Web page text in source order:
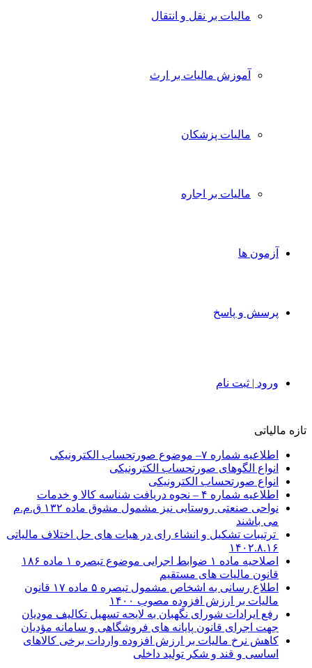
مالیات بر نقل و انتقال
آموزش مالیات بر ارث
مالیات پزشکان
مالیات بر اجاره
آزمون ها
پرسش و پاسخ
ورود | ثبت نام
تازه مالیاتی
اطلاعیه شماره ۷– موضوع صورتحساب الکترونیکی
انواع الگوهای صورتحساب الکترونیکی
انواع صورتحساب الکترونیکی
اطلاعیه شماره ۴ – نحوه دریافت شناسه کالا و خدمات
نواحی صنعتی روستایی نیز مشمول مشوق ماده ۱۳۲ ق.م.م
می باشند
ترتیبات تشکیل و انشاء رای در هیات های حل اختلاف مالیاتی
۱۴۰۲.۸.۱۶
اصلاحیه ماده ۱ ضوابط اجرایی موضوع تبصره ۱ ماده ۱۸۶
قانون مالیات های مستقیم
اطلاع رسانی به اشخاص مشمول تبصره ۵ ماده ۱۷ قانون
مالیات بر ارزش افزوده مصوب ۱۴۰۰
رفع ایرادات شورای نگهبان به لایحه تسهیل تکالیف مودیان
جهت اجرای قانون پایانه های فروشگاهی و سامانه مؤدیان
کاهش نرخ مالیات بر ارزش افزوده واردات برخی کالاهای
اساسی و قند و شکر تولید داخلی